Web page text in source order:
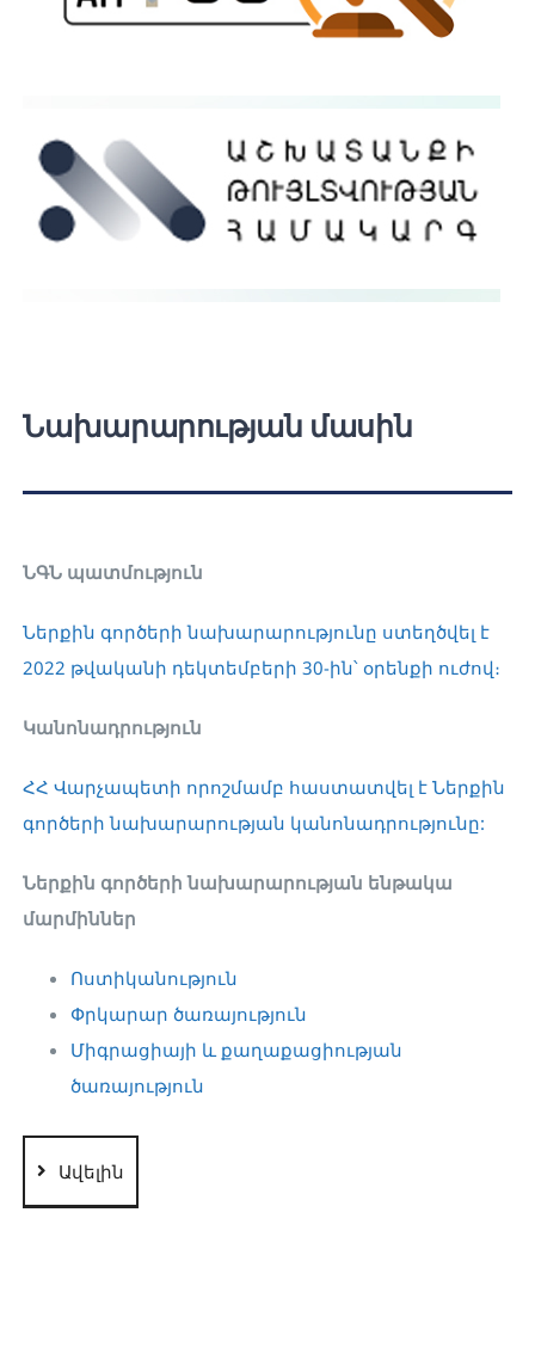
Նախարարության մասին
ՆԳՆ պատմություն
Ներքին գործերի նախարարությունը ստեղծվել է
2022 թվականի դեկտեմբերի 30-ին՝ օրենքի ուժով։
Կանոնադրություն
ՀՀ Վարչապետի որոշմամբ հաստատվել է Ներքին
գործերի նախարարության կանոնադրությունը:
Ներքին գործերի նախարարության ենթակա
մարմիններ
Ոստիկանություն
Փրկարար ծառայություն
Միգրացիայի և քաղաքացիության
ծառայություն
Ավելին